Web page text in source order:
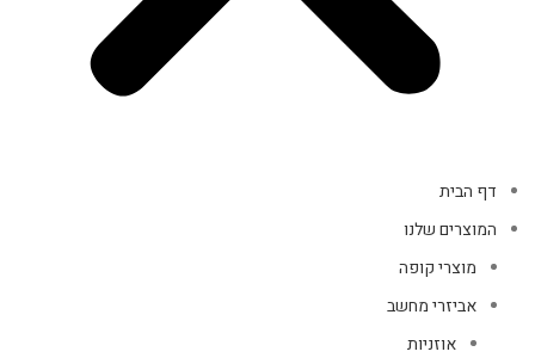
דף הבית
המוצרים שלנו
מוצרי קופה
אביזרי מחשב
אוזניות